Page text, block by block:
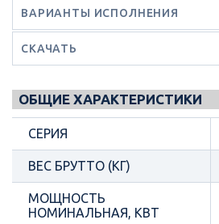
ВАРИАНТЫ ИСПОЛНЕНИЯ
СКАЧАТЬ
ОБЩИЕ ХАРАКТЕРИСТИКИ
СЕРИЯ
ВЕС БРУТТО (КГ)
МОЩНОСТЬ
НОМИНАЛЬНАЯ, КВТ